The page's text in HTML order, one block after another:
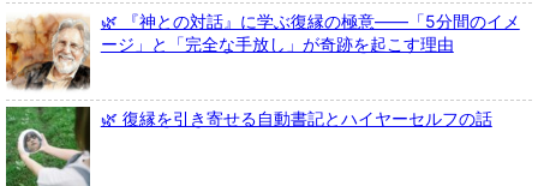
🌿 『神との対話』に学ぶ復縁の極意――「5分間のイメ
ージ」と「完全な手放し」が奇跡を起こす理由
🌿 復縁を引き寄せる自動書記とハイヤーセルフの話